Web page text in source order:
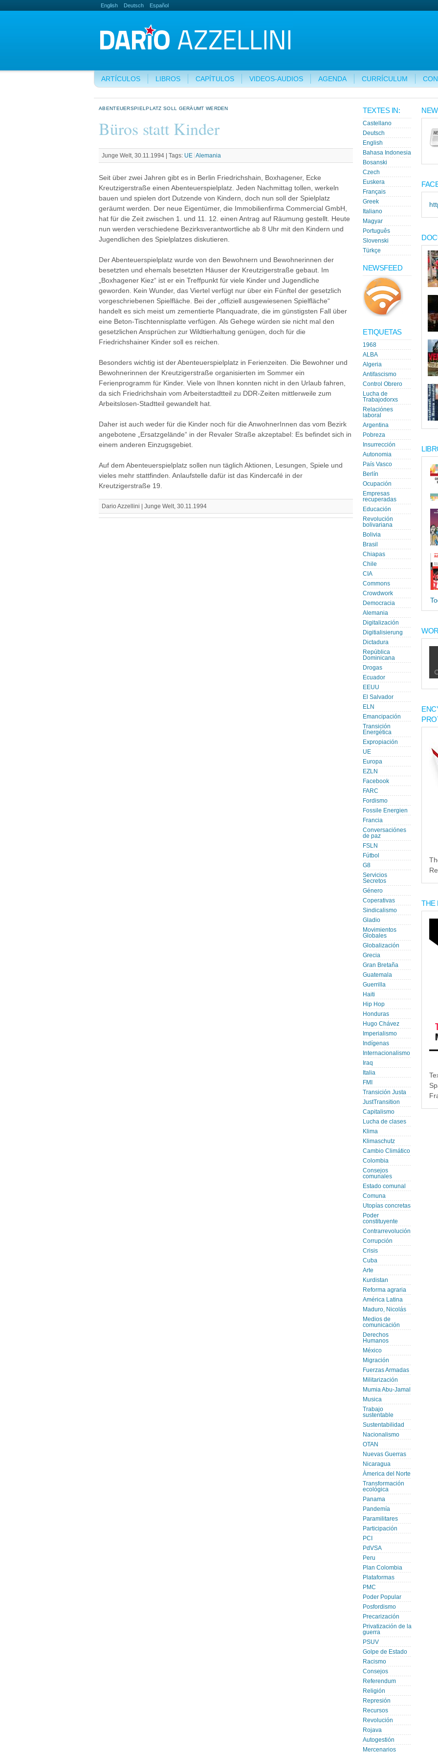
English Deutsch Español
ARTÍCULOS LIBROS CAPÍTULOS VIDEOS-AUDIOS AGENDA CURRÍCULUM
ABENTEUERSPIELPLATZ SOLL GERÄUMT WERDEN
Büros statt Kinder
Junge Welt, 30.11.1994 | Tags: UE Alemania
Seit über zwei Jahren gibt es in Berlin Friedrichshain, Boxhagener, Ecke
Kreutzigerstraße einen Abenteuerspielplatz. Jeden Nachmittag tollen, werkeln
bauen und spielen dort Dutzende von Kindern, doch nun soll der Spielplatz
geräumt werden. Der neue Eigentümer, die Immobilienfirma Commercial GmbH,
hat für die Zeit zwischen 1. und 11. 12. einen Antrag auf Räumung gestellt. Heute
nun werden verschiedene Bezirksverantwortliche ab 8 Uhr mit den Kindern und
Jugendlichen des Spielplatzes diskutieren.
Der Abenteuerspielplatz wurde von den Bewohnern und Bewohnerinnen der
besetzten und ehemals besetzten Häuser der Kreutzigerstraße gebaut. Im
„Boxhagener Kiez“ ist er ein Treffpunkt für viele Kinder und Jugendliche
geworden. Kein Wunder, das Viertel verfügt nur über ein Fünftel der gesetzlich
vorgeschriebenen Spielfläche. Bei der „offiziell ausgewiesenen Spielfläche“
handelt es sich meist um zementierte Planquadrate, die im günstigsten Fall über
eine Beton-Tischtennisplatte verfügen. Als Gehege würden sie nicht mal den
gesetzlichen Ansprüchen zur Wildtierhaltung genügen, doch für die
Friedrichshainer Kinder soll es reichen.
Besonders wichtig ist der Abenteuerspielplatz in Ferienzeiten. Die Bewohner und
Bewohnerinnen der Kreutzigerstraße organisierten im Sommer ein
Ferienprogramm für Kinder. Viele von Ihnen konnten nicht in den Urlaub fahren,
da sich Friedrichshain vom Arbeiterstadtteil zu DDR-Zeiten mittlerweile zum
Arbeitslosen-Stadtteil gewandelt hat.
Daher ist auch weder für die Kinder noch für die AnwohnerInnen das vom Bezirk
angebotene „Ersatzgelände“ in der Revaler Straße akzeptabel: Es befindet sich in
einem anderen Einzugsgebiet.
Auf dem Abenteuerspielplatz sollen nun täglich Aktionen, Lesungen, Spiele und
vieles mehr stattfinden. Anlaufstelle dafür ist das Kindercafé in der
Kreutzigerstraße 19.
Dario Azzellini | Junge Welt, 30.11.1994
TEXTES IN:
Castellano
Deutsch
English
Bahasa Indonesia
Bosanski
Czech
Euskera
Français
Greek
Italiano
Magyar
Português
Slovenski
Türkçe
NEWSFEED
ETIQUETAS
1968
ALBA
Algeria
Antifascismo
Control Obrero
Lucha de
Trabajodorxs
Relaciónes
laboral
Argentina
Pobreza
Insurrección
Autonomia
País Vasco
Berlín
Ocupación
Empresas
recuperadas
Educación
Revolución
bolivariana
Bolivia
Brasil
Chiapas
Chile
CIA
Commons
Crowdwork
Democracia
Alemania
Digitalización
Digitialisierung
Dictadura
República
Dominicana
Drogas
Ecuador
EEUU
El Salvador
ELN
Emancipación
Transición
Energética
Expropiación
UE
Europa
EZLN
Facebook
FARC
Fordismo
Fossile Energien
Francia
Conversaciónes
de paz
FSLN
Fútbol
G8
Servicios
Secretos
Género
Coperativas
Sindicalismo
Gladio
Movimientos
Globales
Globalización
Grecia
Gran Bretaña
Guatemala
Guerrilla
Haiti
Hip Hop
Honduras
Hugo Chávez
Imperialismo
Indígenas
Internacionalismo
Iraq
Italia
FMI
Transición Justa
JustTransition
Capitalismo
Lucha de clases
Klima
Klimaschutz
Cambio Climático
Colombia
Consejos
comunales
Estado comunal
Comuna
Utopías concretas
Poder
constituyente
Contrarrevolución
Corrupción
Crisis
Cuba
Arte
Kurdistan
Reforma agraria
América Latina
Maduro, Nicolás
Medios de
comunicación
Derechos
Humanos
México
Migración
Fuerzas Armadas
Militarización
Mumia Abu-Jamal
Musica
Trabajo
sustentable
Sustentabilidad
Nacionalismo
OTAN
Nuevas Guerras
Nicaragua
Àmerica del Norte
Transformación
ecológica
Panama
Pandemía
Paramilitares
Participación
PCI
PdVSA
Peru
Plan Colombia
Plataformas
PMC
Poder Popular
Posfordismo
Precarización
Privatización de la
guerra
PSUV
Golpe de Estado
Racismo
Consejos
Referendum
Religión
Represión
Recursos
Revolución
Rojava
Autogestión
Mercenarios
THE